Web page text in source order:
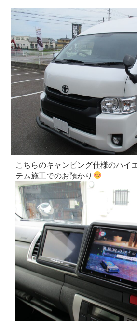
こちらのキャンピング仕様のハイ
テム施工でのお預かり